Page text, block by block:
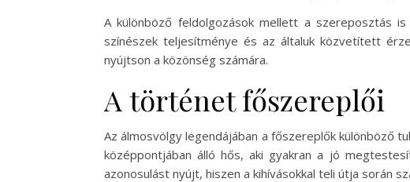
A különböző feldolgozások mellett a szereposztás
színészek teljesítménye és az általuk közvetített
nyújtson a közönség számára.
A történet főszereplői
Az álmosvölgy legendájában a főszereplők különböző
középpontjában álló hős, aki gyakran a jó
azonosulást nyújt, hiszen a kihívásokkal teli útja során